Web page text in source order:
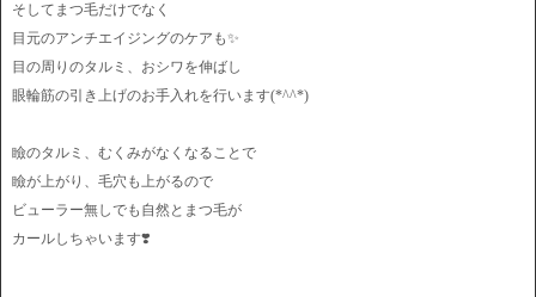
そしてまつ毛だけでなく
目元のアンチエイジングのケアも✨
目の周りのタルミ、おシワを伸ばし
眼輪筋の引き上げのお手入れを行います(*^^*)
瞼のタルミ、むくみがなくなることで
瞼が上がり、毛穴も上がるので
ビューラー無しでも自然とまつ毛が
カールしちゃいます❣️